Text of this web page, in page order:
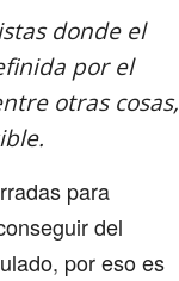
donde el
por el
otras cosas,
para
del
por eso es